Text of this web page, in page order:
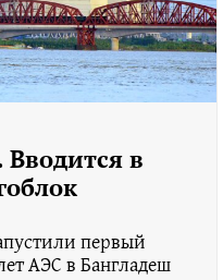
в
первый
АЭС в Бангладеш